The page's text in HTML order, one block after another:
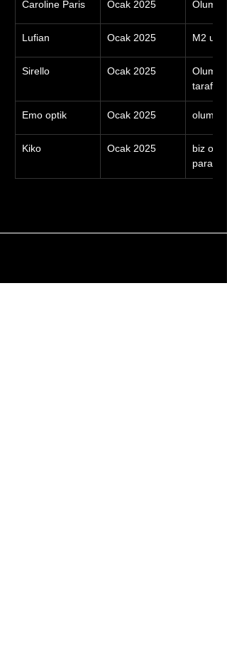
Caroline Paris Ocak 2025 Olumsuz
Lufian Ocak 2025 M2
Sirello Ocak 2025
Emo optik Ocak 2025 olumsuz
Kiko Ocak 2025
biz o
parası